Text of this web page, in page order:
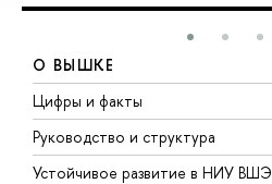
О ВЫШКЕ
Цифры и факты
Руководство и структура
Устойчивое развитие в НИУ ВШЭ